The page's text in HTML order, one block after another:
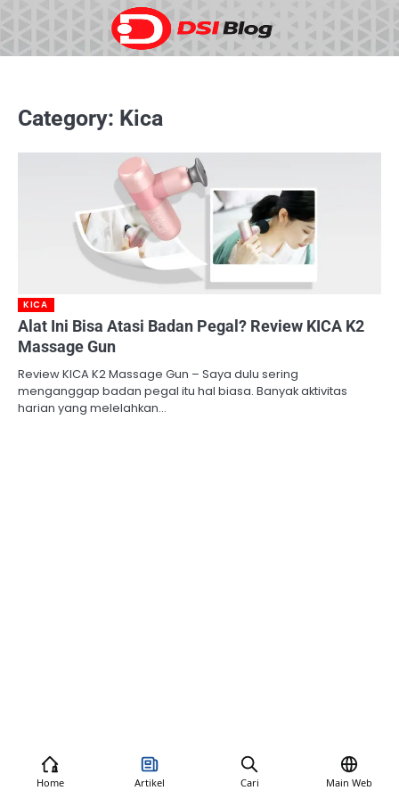
to
content
Category: Kica
KICA
Alat Ini Bisa Atasi Badan Pegal? Review KICA K2
Massage Gun
Review KICA K2 Massage Gun – Saya dulu sering
menganggap badan pegal itu hal biasa. Banyak aktivitas
harian yang melelahkan…
Home Artikel Cari Main Web